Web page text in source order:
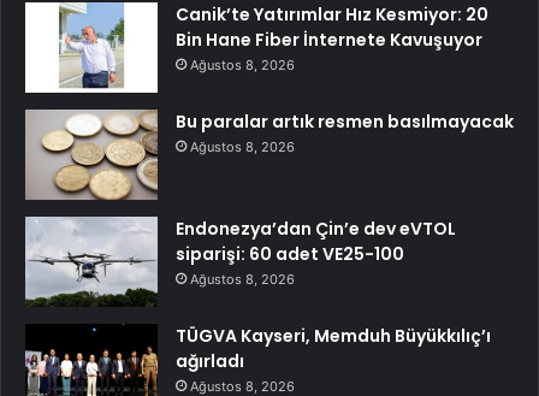
Canik’te Yatırımlar Hız Kesmiyor: 20
Bin Hane Fiber İnternete Kavuşuyor
Ağustos 8, 2026
Bu paralar artık resmen basılmayacak
Ağustos 8, 2026
Endonezya’dan Çin’e dev eVTOL
siparişi: 60 adet VE25-100
Ağustos 8, 2026
TÜGVA Kayseri, Memduh Büyükkılıç’ı
ağırladı
Ağustos 8, 2026